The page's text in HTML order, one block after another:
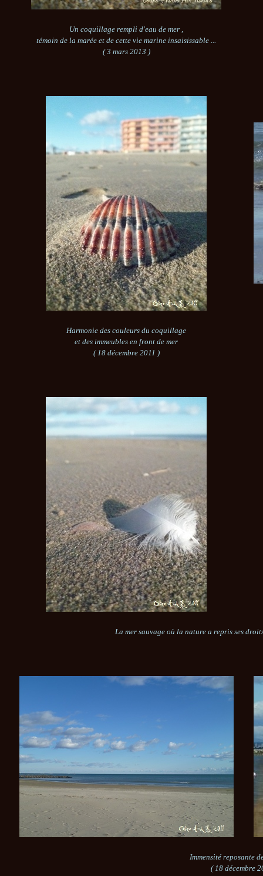
Un coquillage rempli d'eau de mer ,
témoin de la marée et de cette vie marine insaisissable ...
( 3 mars 2013 )
Harmonie des couleurs du coquillage
et des immeubles en front de mer
( 18 décembre 2011 )
La mer sauvage où la nature a repris ses
Immensité reposante
( 18 décembre